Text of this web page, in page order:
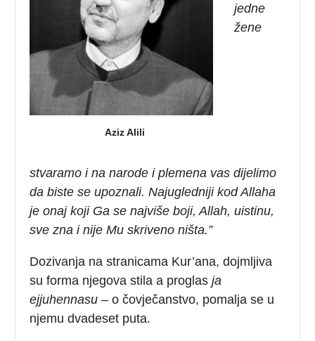
Aziz Alili
jedne
žene
stvaramo i na narode i plemena vas dijelimo
da biste se upoznali. Najugledniji kod Allaha
je onaj koji Ga se najviše boji, Allah, uistinu,
sve zna i nije Mu skriveno ništa.”
Dozivanja na stranicama Kur’ana, dojmljiva
su forma njegova stila a proglasja
ejjuhennasu –o čovječanstvo, pomalja se u
njemu dvadeset puta.